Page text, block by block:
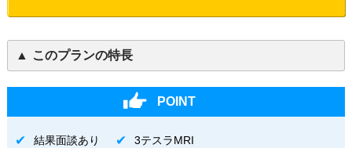
このプランの特長
POINT
結果面談あり 3テスラMRI